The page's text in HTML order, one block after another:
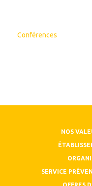
Conférences
NOS
SERVICE
OFFRES